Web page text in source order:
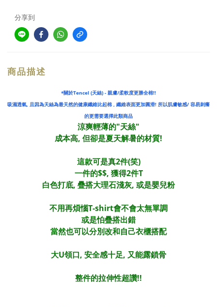
分享到
商品描述
*關於Tencel (天絲) - 親膚/柔軟度更勝全棉!!
吸濕透氣, 且因為天絲為最天然的健康纖維比起棉 , 纖維表面更加圓滑! 所以肌膚敏感/ 容易刺癢
的更需要選擇此類商品
涼爽輕薄的"天絲"
成本高, 但卻是夏天解暑的材質!
這款可是真2件(笑)
一件的$$, 獲得2件T
白色打底, 疊搭大理石淺灰, 或是嬰兒粉
不用再煩惱T-shirt會不會太無單調
或是怕疊搭出錯
當然也可以分別改和自己衣櫃搭配
大U領口, 安全感十足, 又能露鎖骨
整件的拉伸性超讚!!